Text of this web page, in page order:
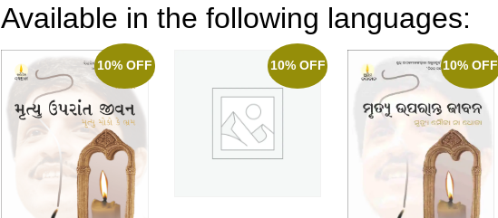
Available in the following languages:
10% OFF 10% OFF 10% OFF